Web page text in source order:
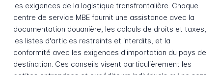
les exigences de la logistique transfrontalière. Chaque
centre de service MBE fournit une assistance avec la
documentation douanière, les calculs de droits et taxes,
les listes d'articles restreints et interdits, et la
conformité avec les exigences d'importation du pays de
destination. Ces conseils visent particulièrement les